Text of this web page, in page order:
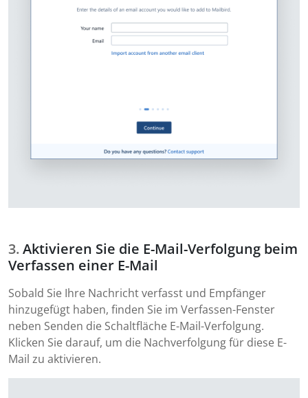
Aktivieren Sie die E-Mail-Verfolgung beim
Verfassen einer E-Mail
Sobald Sie Ihre Nachricht verfasst und Empfänger
hinzugefügt haben, finden Sie im Verfassen-Fenster
neben Senden die Schaltfläche E-Mail-Verfolgung.
Klicken Sie darauf, um die Nachverfolgung für diese E-
Mail zu aktivieren.